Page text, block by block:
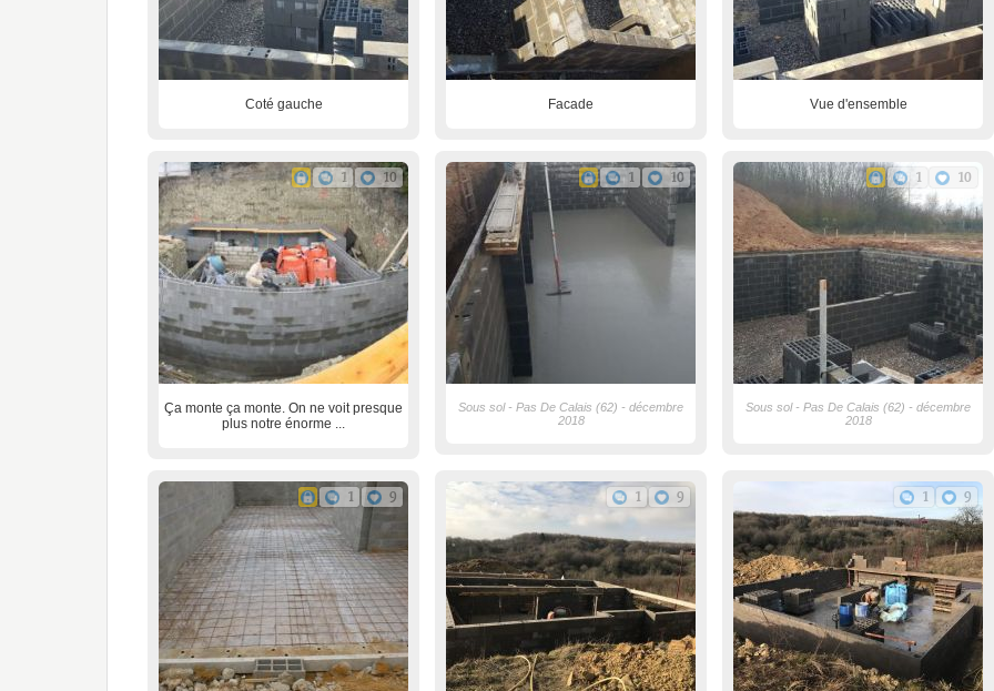
Coté gauche Facade Vue d'ensemble
1 10
Ça monte ça monte. On ne voit presque
plus notre énorme ...
1 10
Sous sol - Pas De Calais (62) - décembre
2018
1 10
Sous sol - Pas De Calais (62) - décembre
2018
1 9 1 9 1 9